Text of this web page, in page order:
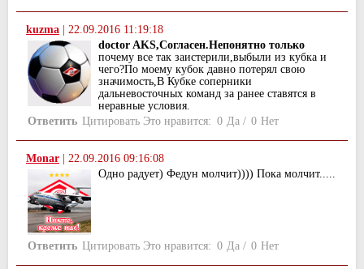
kuzma
22.09.2016 11:19:18
doctor AKS,Согласен.Непонятно только
почему все так заистерили,выбыли из кубка и
чего?По моему кубок давно потерял свою
значимость,В Кубке соперники
дальневосточных команд за ранее ставятся в
неравные условия.
Ответить Цитировать Это нравится: 0 Да / 0 Нет
Monar | 22.09.2016 09:16:08
Одно радует) Федун молчит)))) Пока молчит.....
Ответить Цитировать Это нравится: 0 Да / 0 Нет